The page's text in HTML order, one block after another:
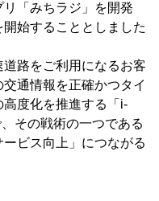
「みちラジ」を開発
始することとしました
路をご利用になるお客
通情報を正確かつタイ
高度化を推進する「i-
その戦術の一つである
ービス向上」につながる